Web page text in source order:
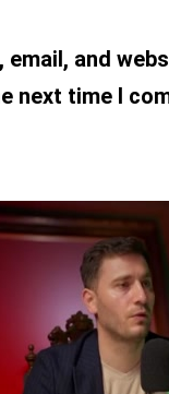
email, and
next time I